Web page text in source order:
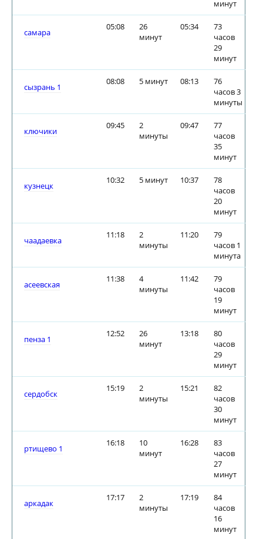
минут
самара
05:08
26
минут
05:34
73
часов
29
минут
сызрань 1
08:08 5 минут 08:13
76
часов 3
минуты
ключики
09:45
2
минуты
09:47
77
часов
35
минут
кузнецк
10:32 5 минут 10:37
78
часов
20
минут
чаадаевка
11:18
2
минуты
11:20
79
часов 1
минута
асеевская
11:38
4
минуты
11:42
79
часов
19
минут
пенза 1
12:52
26
минут
13:18
80
часов
29
минут
сердобск
15:19
2
минуты
15:21
82
часов
30
минут
ртищево 1
16:18
10
минут
16:28
83
часов
27
минут
аркадак
17:17
2
минуты
17:19
84
часов
16
минут